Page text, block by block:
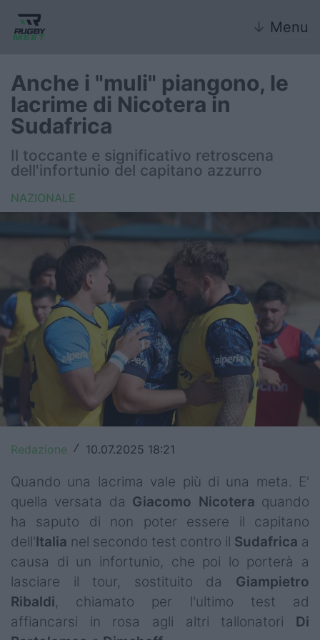
↓ Menu
Nazionale
Nazionali giovanili
FIR
Internazionale
6 Nazioni
United Rugby Championship
Top14
Premiership
Champions Cup
Rugby World Cup
Super Rugby
Rugby in TV
Mercato
Serie A Elite
Anche i "muli" piangono, le
lacrime di Nicotera in
Sudafrica
Il toccante e significativo retroscena
dell'infortunio del capitano azzurro
NAZIONALE
Redazione / 10.07.2025 18:21
Quando una lacrima vale più di una meta. E'
quella versata da Giacomo Nicotera quando
ha saputo di non poter essere il capitano
dell'Italia nel secondo test contro il Sudafrica a
causa di un infortunio, che poi lo porterà a
lasciare il tour, sostituito da Giampietro
Ribaldi, chiamato per l'ultimo test ad
affiancarsi in rosa agli altri tallonatori Di